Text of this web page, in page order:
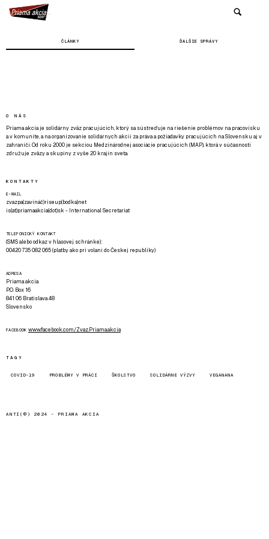
ČLÁNKY ĎALŠIE SPRÁVY
O NÁS
Priama akcia je solidárny zväz pracujúcich, ktorý sa sústreďuje na riešenie problémov na pracovisku
a v komunite, a na organizovanie solidárnych akcií za práva a požiadavky pracujúcich na Slovensku aj v
zahraničí. Od roku 2000 je sekciou Medzinárodnej asociácie pracujúcich (MAP), ktorá v súčasnosti
združuje zväzy a skupiny z vyše 20 krajín sveta.
KONTAKTY
E-MAIL
zvazpa(zavináč)riseup(bodka)net
is(at)priamaakcia(dot)sk - International Secretariat
TELEFONICKÝ KONTAKT
(SMS alebo odkaz v hlasovej schránke):
00420 735 082 065 (platby ako pri volaní do Českej republiky)
ADRESA
Priama akcia
P.O. Box 16
841 06 Bratislava 48
Slovensko
FACEBOOK www.facebook.com/Zvaz.Priama.akcia
TAGY
COVID-19 PROBLÉMY V PRÁCI ŠKOLSTVO SOLIDÁRNE VÝZVY VEGANANA
ANTI(©) 2024 - PRIAMA AKCIA